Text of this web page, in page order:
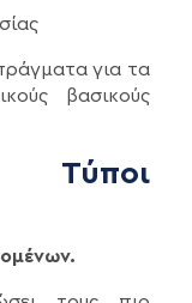
για τα
βασικούς